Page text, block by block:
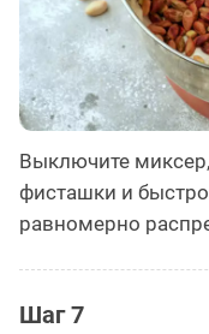
Выключите
фисташки и
равномерно
Шаг 7